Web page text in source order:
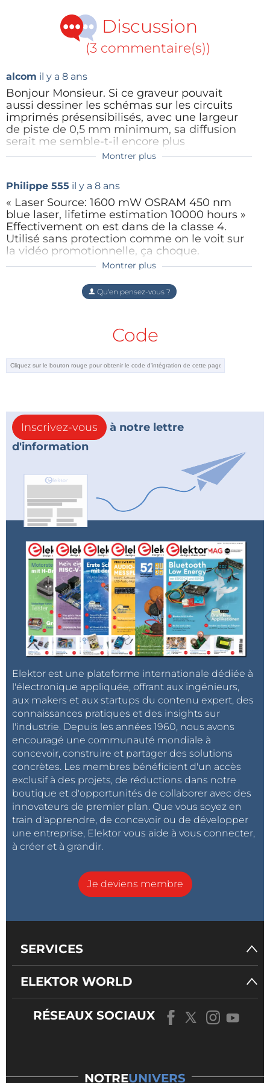
dans le cadre de sa présentation au public
Discussion
(3 commentaire(s))
alcom il y a 8 ans
Bonjour Monsieur. Si ce graveur pouvait
aussi dessiner les schémas sur les circuits
imprimés présensibilisés, avec une largeur
de piste de 0,5 mm minimum, sa diffusion
serait me semble-t-il encore plus
grande.Bonne journée.04/05/2018.
Philippe 555 il y a 8 ans
une CNC avec le laser dessus. On en voit
plein sur YouTube avec des mécaniques
de lecteurs de CD. Ça permet peut-être
pas de grandes surfaces de gravure, mais
si le laser est bien focalisé avec une
lentille, la précision est redoutable.
Répondre
Montrer plus
Philippe 555 il y a 8 ans
« Laser Source: 1600 mW OSRAM 450 nm
blue laser, lifetime estimation 10000 hours »
Effectivement on est dans de la classe 4.
Utilisé sans protection comme on le voit sur
la vidéo promotionnelle, ça choque.
RépondreMontrer plus
Qu'en pensez-vous ?
Code
Inscrivez-vous
à notre lettre
d'information
Elektor est une plateforme internationale dédiée à
l'électronique appliquée, offrant aux ingénieurs,
aux makers et aux startups du contenu expert, des
connaissances pratiques et des insights sur
l'industrie. Depuis les années 1960, nous avons
encouragé une communauté mondiale à
concevoir, construire et partager des solutions
concrètes. Les membres bénéficient d'un accès
exclusif à des projets, de réductions dans notre
boutique et d'opportunités de collaborer avec des
innovateurs de premier plan. Que vous soyez en
train d'apprendre, de concevoir ou de développer
une entreprise, Elektor vous aide à vous connecter,
à créer et à grandir.
Je deviens membre
SERVICES
ELEKTOR WORLD
RÉSEAUX SOCIAUX
NOTREUNIVERS